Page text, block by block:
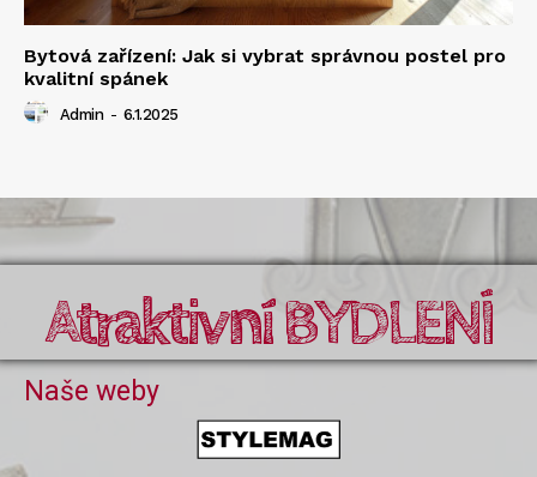
Bytová zařízení: Jak si vybrat správnou postel pro
kvalitní spánek
Admin - 6.1.2025
Atraktivní BYDLENÍ
Naše weby